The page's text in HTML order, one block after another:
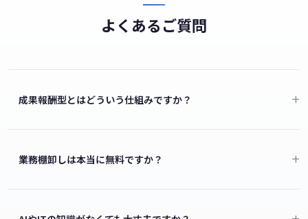
よくあるご質問
成果報酬型とはどういう仕組みですか？
業務棚卸しは本当に無料ですか？